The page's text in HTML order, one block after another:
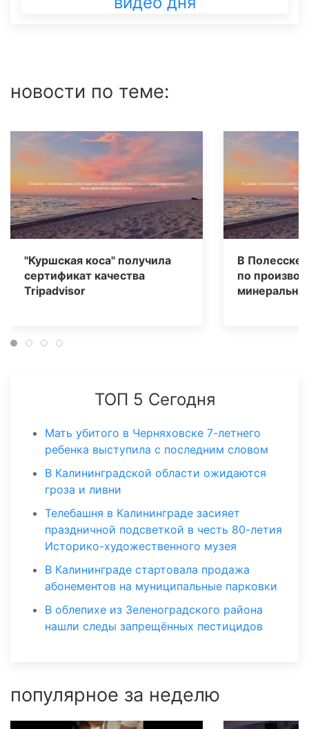
новости по теме:
"Куршская коса" получила
сертификат качества
Tripаdvisor
В Полесске
по
ТОП 5 Сегодня
Мать убитого в Черняховске 7-летнего
ребенка выступила с последним словом
В Калининградской области ожидаются
гроза и ливни
Телебашня в Калининграде засияет
праздничной подсветкой в честь 80-летия
Историко-художественного музея
В Калининграде стартовала продажа
абонементов на муниципальные парковки
В облепихе из Зеленоградского района
нашли следы запрещённых пестицидов
популярное за неделю